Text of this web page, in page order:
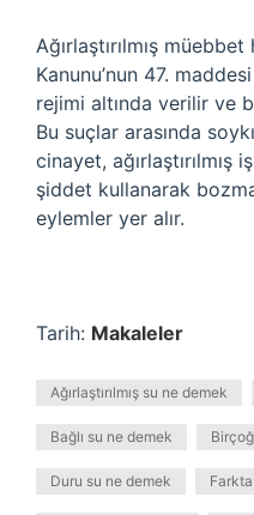
Ağırlaştırılmış
Kanunu’nun 47.
rejimi altında verilir ve
Bu suçlar arasında
cinayet, ağırlaştırılmış
şiddet kullanarak
eylemler yer alır.
Tarih: Makaleler
Ağırlaştırılmış su ne demek
Bağlı su ne demek
Duru su ne demek Farkta